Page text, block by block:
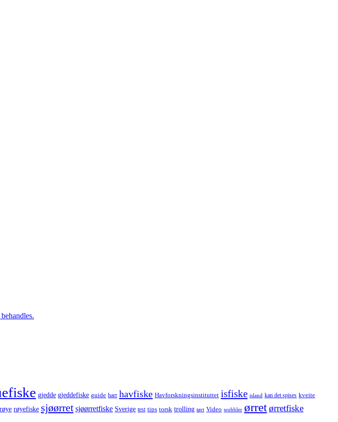
gjedde gjeddefiske guide harr havfiske Havforskningsinstituttet isfiske island kan det spises kveite
røye røyefiske sjøørret sjøørretfiske Sverige test tips torsk trolling tørt Video wobbler ørretørretfiske